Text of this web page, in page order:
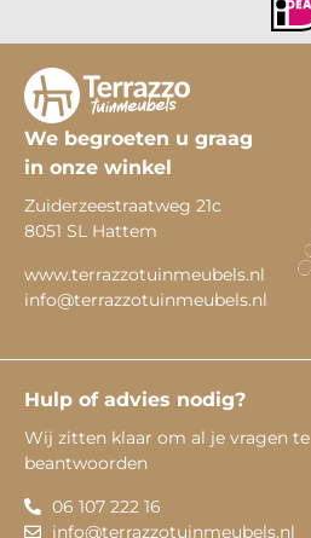
We begroeten u graag
in onze winkel
Zuiderzeestraatweg 21c
8051 SL Hattem
www.terrazzotuinmeubels.nl
info@terrazzotuinmeubels.nl
Hulp of advies nodig?
Wij zitten klaar om al je vragen te
beantwoorden
06 107 222 16
info@terrazzotuinmeubels.nl